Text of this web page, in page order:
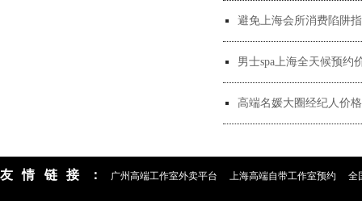
避免上海会所消费陷阱
男士spa上海全天候预约
高端名媛大圈经纪人价
友情链接： 广州高端工作室外卖平台 上海高端自带工作室预约 全